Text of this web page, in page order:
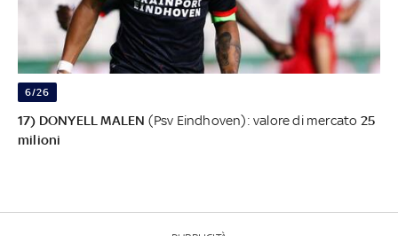
6/26
17) DONYELL MALEN (Psv Eindhoven): valore di mercato 25
milioni